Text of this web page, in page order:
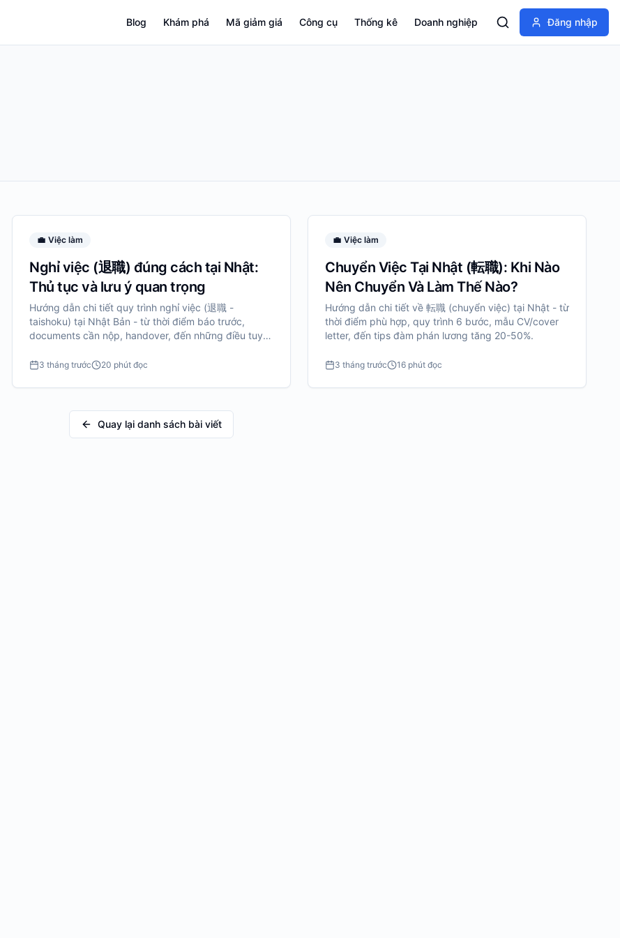
Blog Khám phá Mã giảm giá Công cụ Thống kê Doanh nghiệp Đăng nhập
💼 Việc làm
Nghỉ việc (退職) đúng cách tại Nhật:
Thủ tục và lưu ý quan trọng
Hướng dẫn chi tiết quy trình nghỉ việc (退職 -
taishoku) tại Nhật Bản - từ thời điểm báo trước,
documents cần nộp, handover, đến những điều tuyệt
3 tháng trước 20 phút đọc
💼 Việc làm
Chuyển Việc Tại Nhật (転職): Khi Nào
Nên Chuyển Và Làm Thế Nào?
Hướng dẫn chi tiết về 転職 (chuyển việc) tại Nhật - từ
thời điểm phù hợp, quy trình 6 bước, mẫu CV/cover
letter, đến tips đàm phán lương tăng 20-50%.
3 tháng trước 16 phút đọc
Quay lại danh sách bài viết